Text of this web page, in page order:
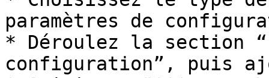
paramètres de
* Déroulez la section
configuration”, puis